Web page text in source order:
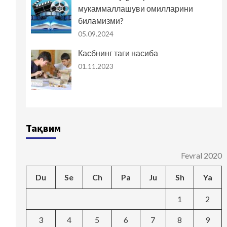
мукаммаллашуви омилларини
биламизми?
05.09.2024
Касбнинг таги насиба
01.11.2023
Тақвим
Fevral 2020
Du Se Ch Pa Ju Sh Ya
1 2
3 4 5 6 7 8 9